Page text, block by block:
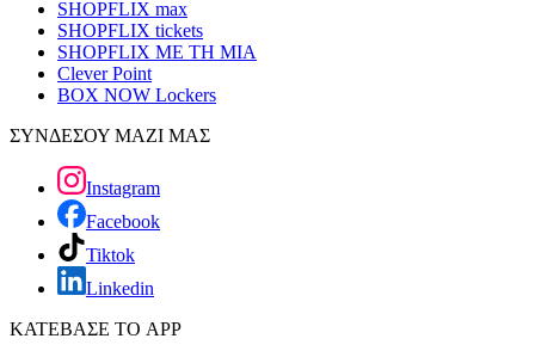
SHOPFLIX max
SHOPFLIX tickets
SHOPFLIX ΜΕ ΤΗ ΜΙΑ
Clever Point
BOX NOW Lockers
ΣΥΝΔΕΣΟΥ ΜΑΖΙ ΜΑΣ
Instagram
Facebook
Tiktok
Linkedin
ΚΑΤΕΒΑΣΕ ΤΟ APP